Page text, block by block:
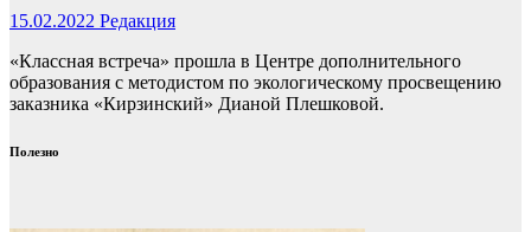
15.02.2022 Редакция
«Классная встреча» прошла в Центре дополнительного
образования с методистом по экологическому просвещению
заказника «Кирзинский» Дианой Плешковой.
Полезно